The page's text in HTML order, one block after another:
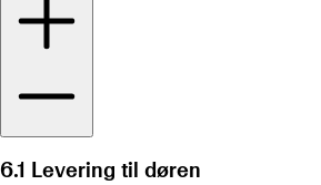
6.1 Levering til døren